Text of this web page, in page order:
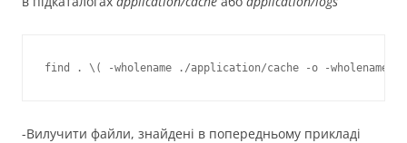
b
o
dI
n т
-Вилучити файли, знайдені в попередньому прикладі